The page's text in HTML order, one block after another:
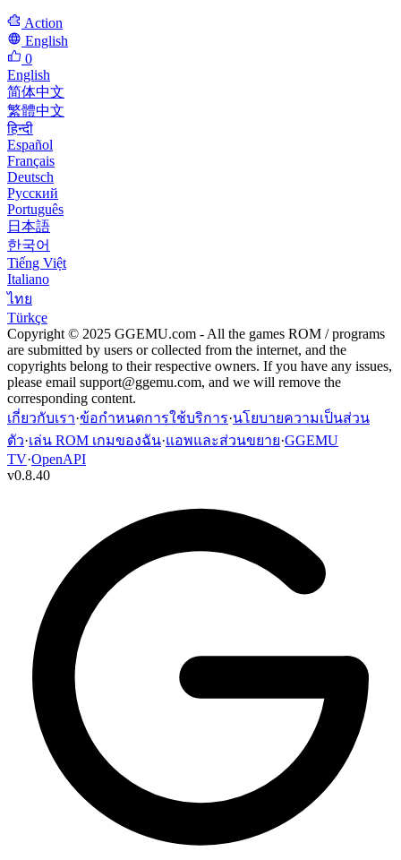
Action
English
0
English
简体中文
繁體中文
हिन्दी
Español
Français
Deutsch
Русский
Português
日本語
한국어
Tiếng Việt
Italiano
ไทย
Türkçe
Copyright © 2025 GGEMU.com - All the games ROM / programs
are submitted by users or collected from the internet, and the
copyrights belong to their respective owners. If you have any issues,
please email support@ggemu.com, and we will remove the
corresponding content.
เกี่ยวกับเรา·ข้อกำหนดการใช้บริการ·นโยบายความเป็นส่วน
ตัว·เล่น ROM เกมของฉัน·แอพและส่วนขยาย·GGEMU
TV·OpenAPI
v0.8.40